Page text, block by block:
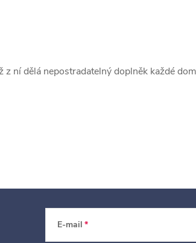
ní dělá nepostradatelný doplněk každé
E-mail